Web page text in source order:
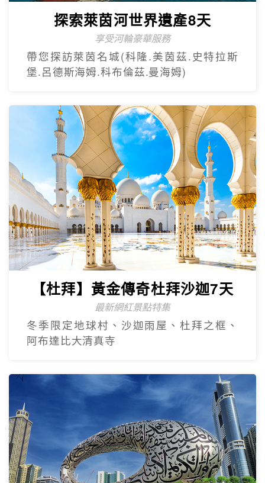
探索萊茵河世界遺產8天
享受河輪豪華服務
帶您探訪萊茵名城(科隆.美茵茲.史特拉斯
堡.呂德斯海姆.科布倫茲.曼海姆)
【杜拜】黃金傳奇杜拜沙迦7天
最新網紅景點特集
冬季限定地球村、沙迦⾬屋、杜拜之框、
阿布達比大清真寺